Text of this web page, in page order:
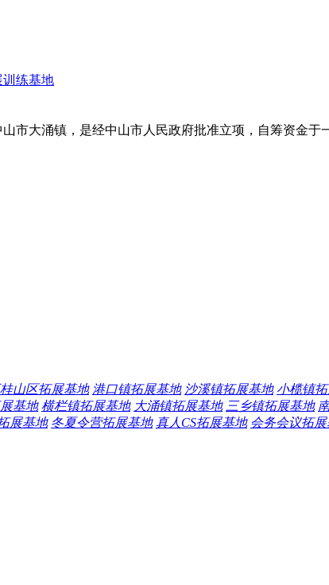
大涌镇，是经中山市人民政府批准立项，自筹资金于
山区拓展基地 港口镇拓展基地 沙溪镇拓展基地 小榄镇
基地 横栏镇拓展基地 大涌镇拓展基地 三乡镇拓展基地
展基地 冬夏令营拓展基地 真人CS拓展基地 会务会议拓